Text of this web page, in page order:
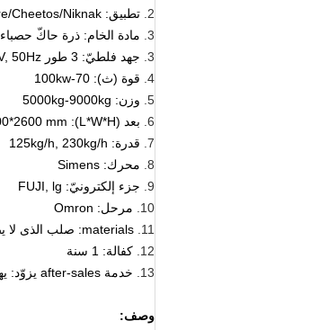
2. تطبيق: Kurkure/Cheetos/Niknak/ذرة حلقة
3. مادة الخام: ذرة حاكّ حصباء
3. جهد فلطيّ: 3 طور 380V, 50Hz (3 طور 220V, 60Hz)
4. قوة (ث): 70-100kw
5. وزن: 5000kg-9000kg
6. بعد (L*W*H): 17300*1200*2600 mm
7. قدرة: 125kg/h, 230kg/h
8. محرك: Simens
9. جزء إلكترونيّ: FUJI, lg
10.
مرحل: Omron
11. materials: صلب الذى لا يصدأ
12. كفالة: 1 سنة
13.
خدمة after-sales يزوّد: يهندس يتوفّر أن يصون معدّ آليّ عبر البحار
وصف: